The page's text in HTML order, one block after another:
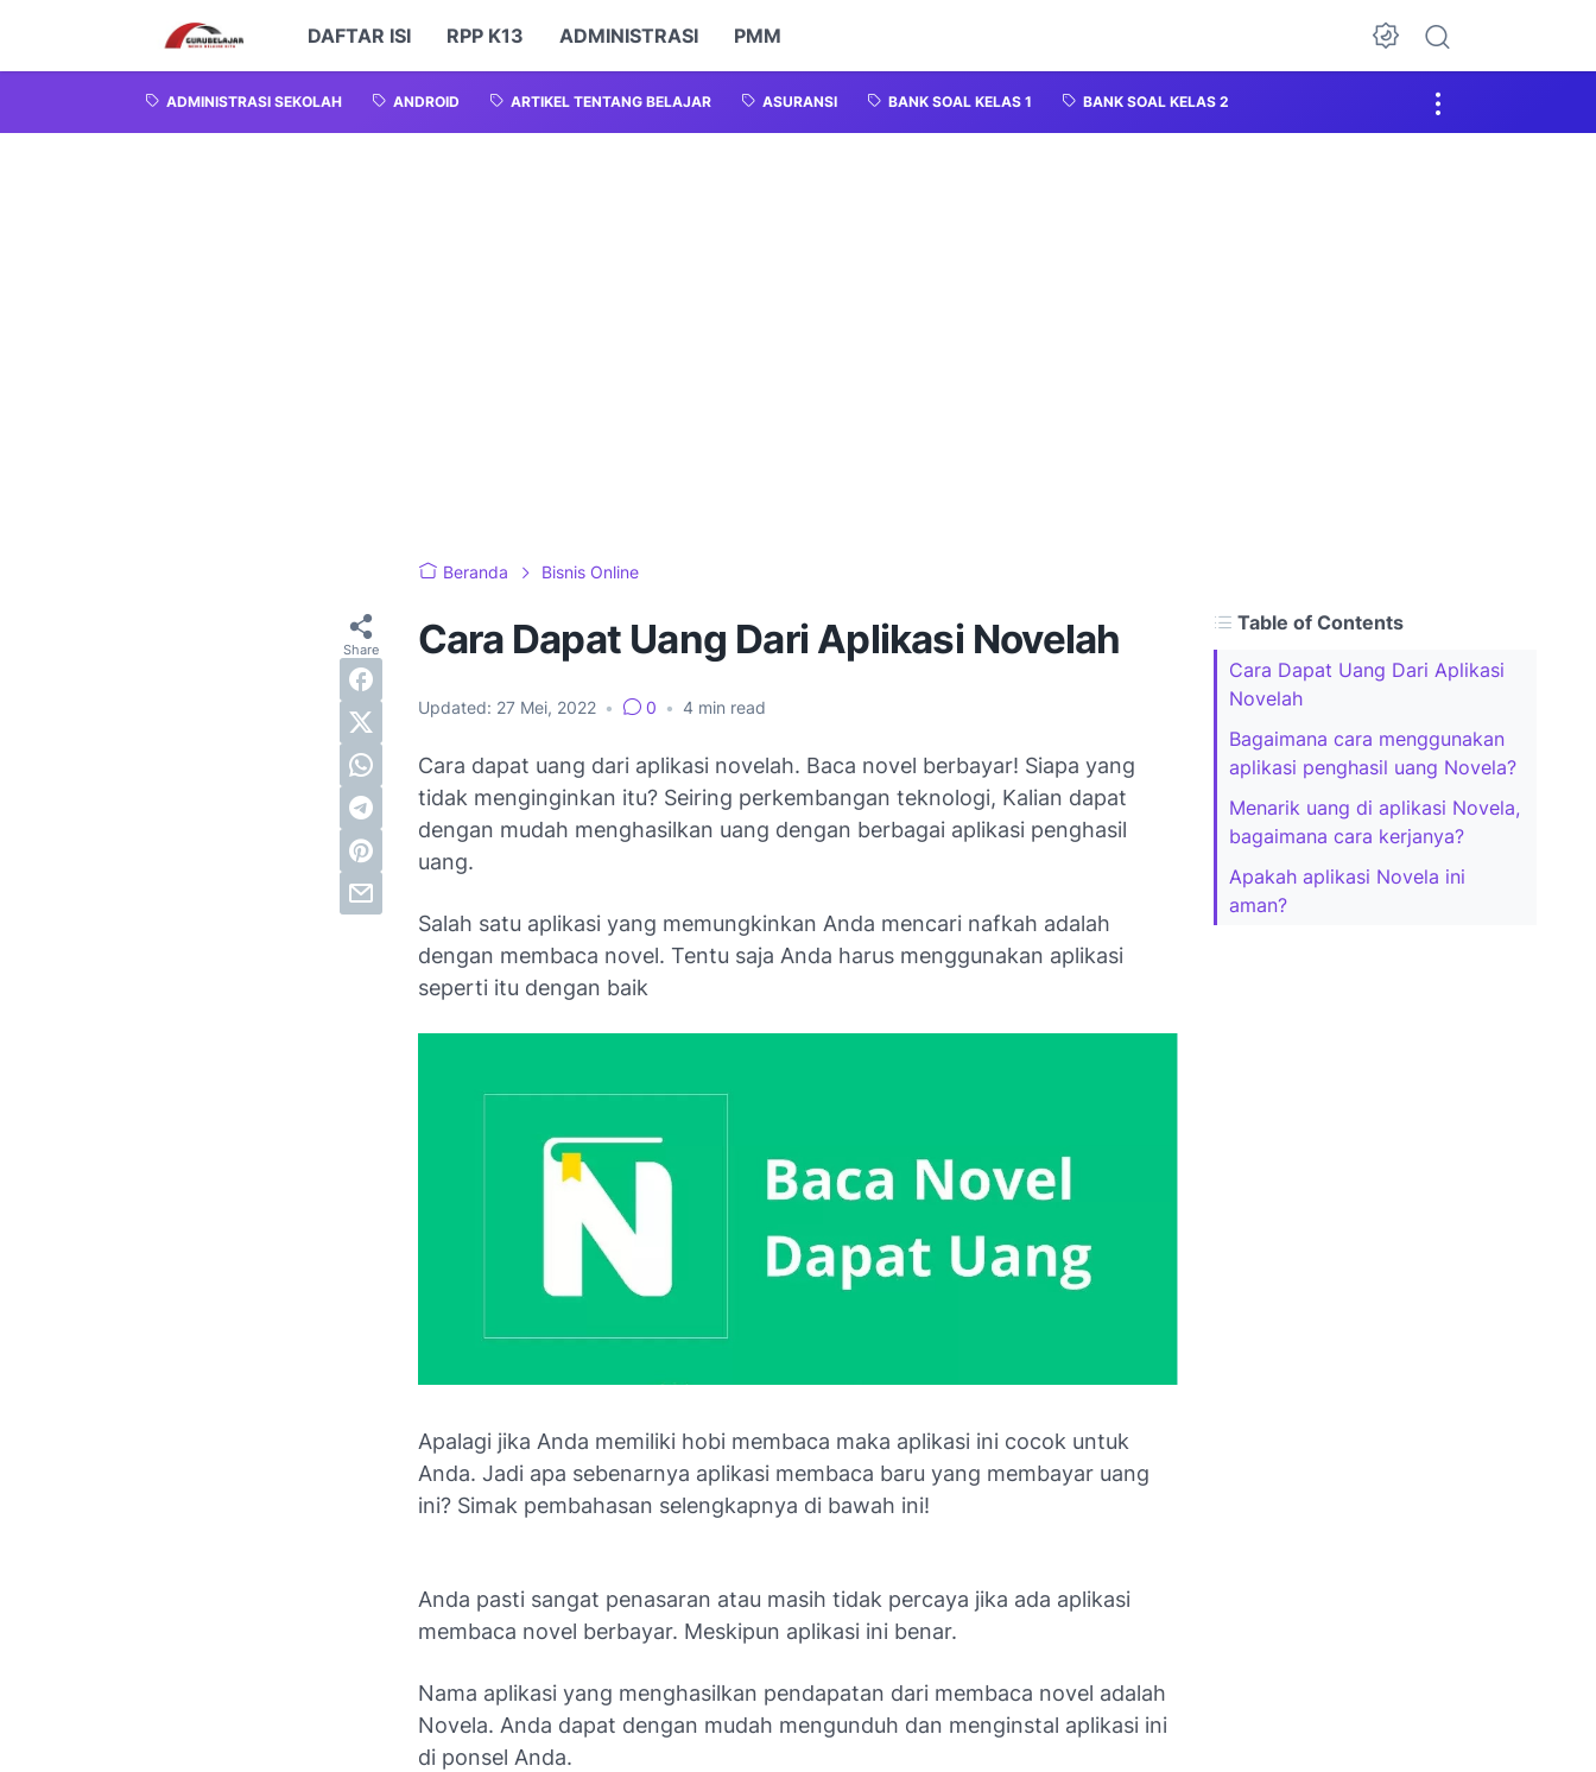
DAFTAR ISI RPP K13 ADMINISTRASI PMM
ADMINISTRASI SEKOLAH ANDROID ARTIKEL TENTANG BELAJAR ASURANSI BANK SOAL KELAS 1 BANK SOAL KELAS 2
Beranda Bisnis Online
Cara Dapat Uang Dari Aplikasi Novelah
Updated: 27 Mei, 2022 • 0 • 4 min read
Table of Contents
Cara Dapat Uang Dari Aplikasi
Novelah
Bagaimana cara menggunakan
aplikasi penghasil uang Novela?
Menarik uang di aplikasi Novela,
bagaimana cara kerjanya?
Apakah aplikasi Novela ini
aman?
Cara dapat uang dari aplikasi novelah. Baca novel berbayar! Siapa yang
tidak menginginkan itu? Seiring perkembangan teknologi, Kalian dapat
dengan mudah menghasilkan uang dengan berbagai aplikasi penghasil
uang.
Salah satu aplikasi yang memungkinkan Anda mencari nafkah adalah
dengan membaca novel. Tentu saja Anda harus menggunakan aplikasi
seperti itu dengan baik
Apalagi jika Anda memiliki hobi membaca maka aplikasi ini cocok untuk
Anda. Jadi apa sebenarnya aplikasi membaca baru yang membayar uang
ini? Simak pembahasan selengkapnya di bawah ini!
Anda pasti sangat penasaran atau masih tidak percaya jika ada aplikasi
membaca novel berbayar. Meskipun aplikasi ini benar.
Nama aplikasi yang menghasilkan pendapatan dari membaca novel adalah
Novela. Anda dapat dengan mudah mengunduh dan menginstal aplikasi ini
di ponsel Anda.